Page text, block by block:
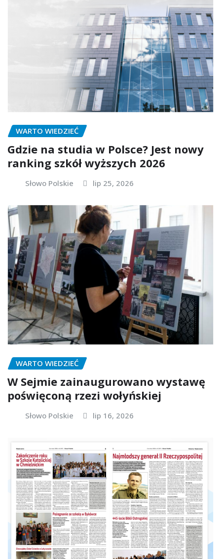
WARTO WIEDZIEĆ
Gdzie na studia w Polsce? Jest nowy
ranking szkół wyższych 2026
Słowo Polskie lip 25, 2026
WARTO WIEDZIEĆ
W Sejmie zainaugurowano wystawę
poświęconą rzezi wołyńskiej
Słowo Polskie lip 16, 2026